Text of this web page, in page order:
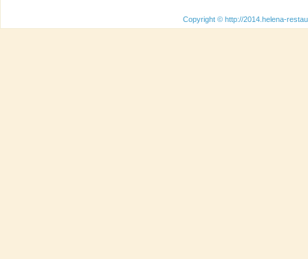
Copyright © http://2014.helena-